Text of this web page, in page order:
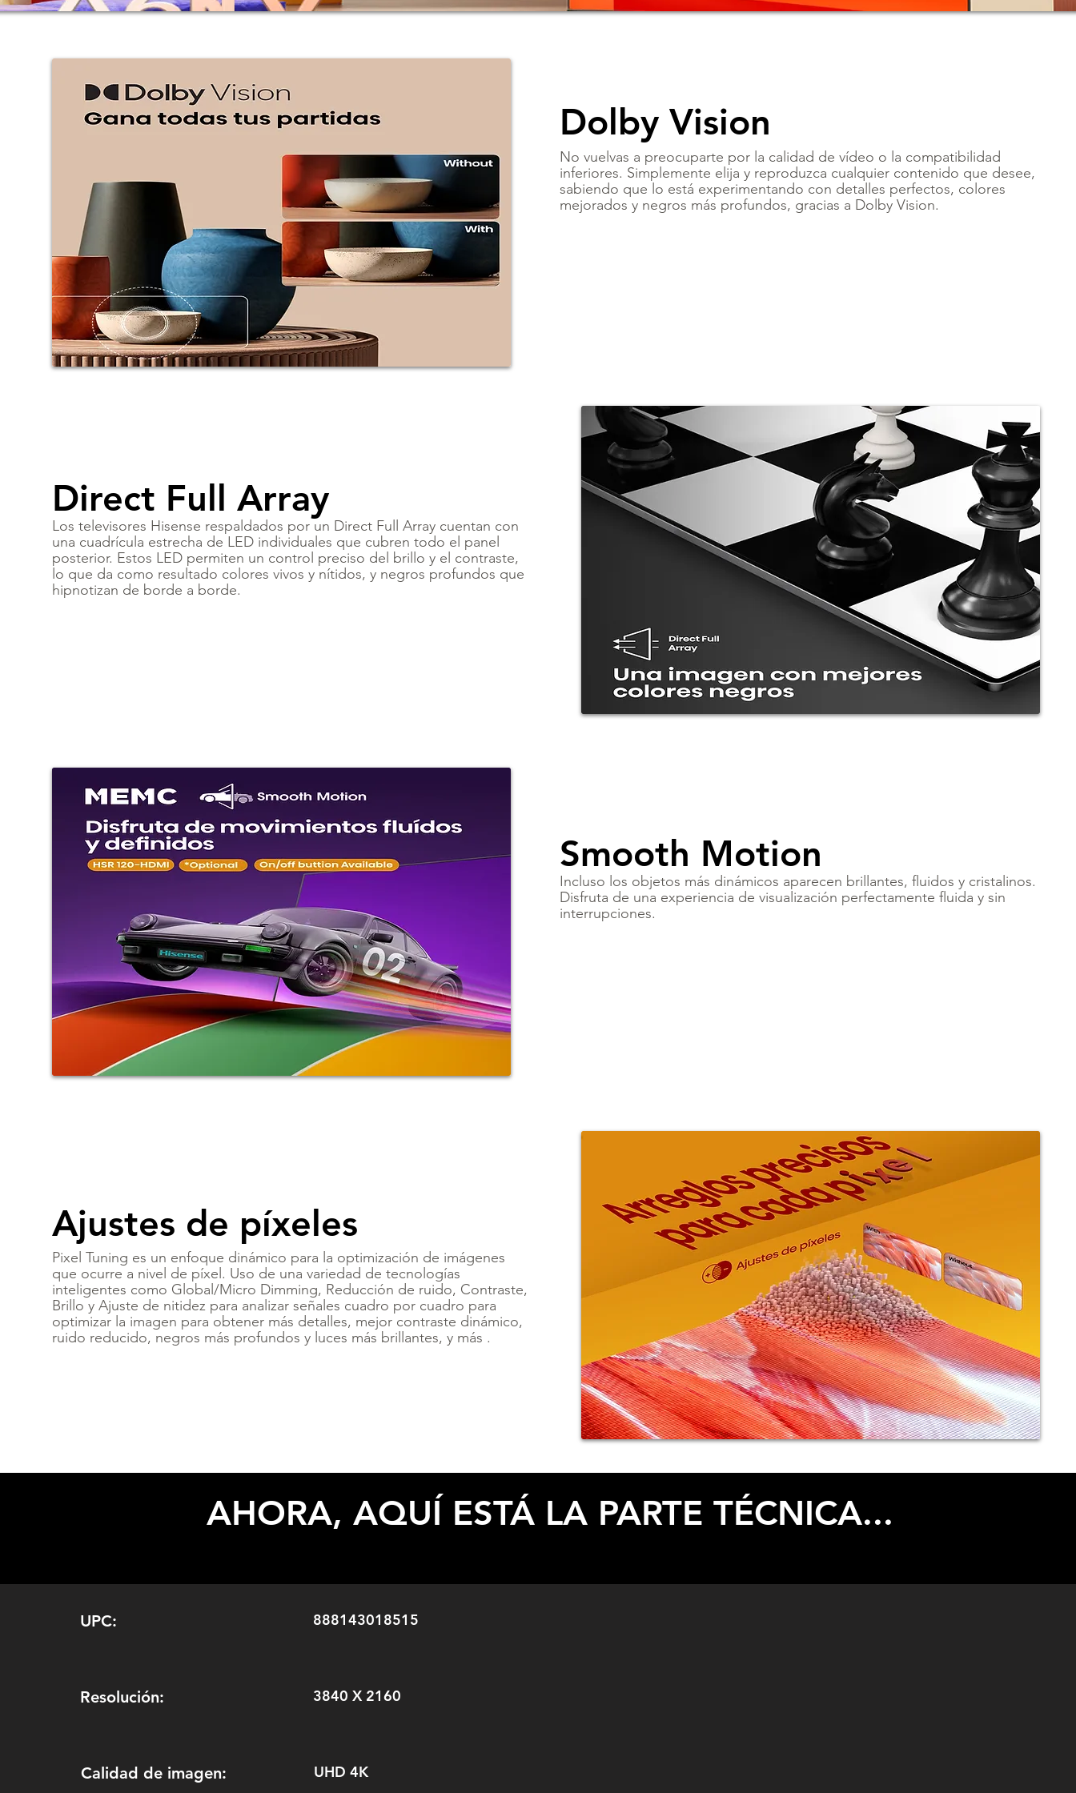
Dolby Vision
No vuelvas a preocuparte por la calidad de vídeo o la compatibilidad
inferiores. Simplemente elija y reproduzca cualquier contenido que desee,
sabiendo que lo está experimentando con detalles perfectos, colores
mejorados y negros más profundos, gracias a Dolby Vision.
Direct Full Array
Los televisores Hisense respaldados por un Direct Full Array cuentan con
una cuadrícula estrecha de LED individuales que cubren todo el panel
posterior. Estos LED permiten un control preciso del brillo y el contraste,
lo que da como resultado colores vivos y nítidos, y negros profundos que
hipnotizan de borde a borde.
Smooth Motion
Incluso los objetos más dinámicos aparecen brillantes, fluidos y cristalinos.
Disfruta de una experiencia de visualización perfectamente fluida y sin
interrupciones.
Ajustes de píxeles
Pixel Tuning es un enfoque dinámico para la optimización de imágenes
que ocurre a nivel de píxel. Uso de una variedad de tecnologías
inteligentes como Global/Micro Dimming, Reducción de ruido, Contraste,
Brillo y Ajuste de nitidez para analizar señales cuadro por cuadro para
optimizar la imagen para obtener más detalles, mejor contraste dinámico,
ruido reducido, negros más profundos y luces más brillantes, y más .
ESPECIFICACIONES
AHORA, AQUÍ ESTÁ LA PARTE TÉCNICA...
UPC: 888143018515
Resolución: 3840 X 2160
Calidad de imagen: UHD 4K